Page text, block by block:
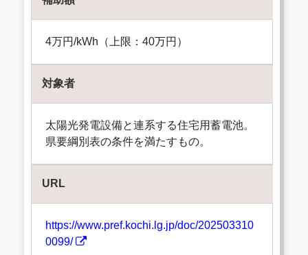
4万円/kWh（上限：40万円）
対象者
太陽光発電設備と連系する住宅用蓄電池。
県要綱別表の条件を満たすもの。
URL
https://www.pref.kochi.lg.jp/doc/202503310
0099/